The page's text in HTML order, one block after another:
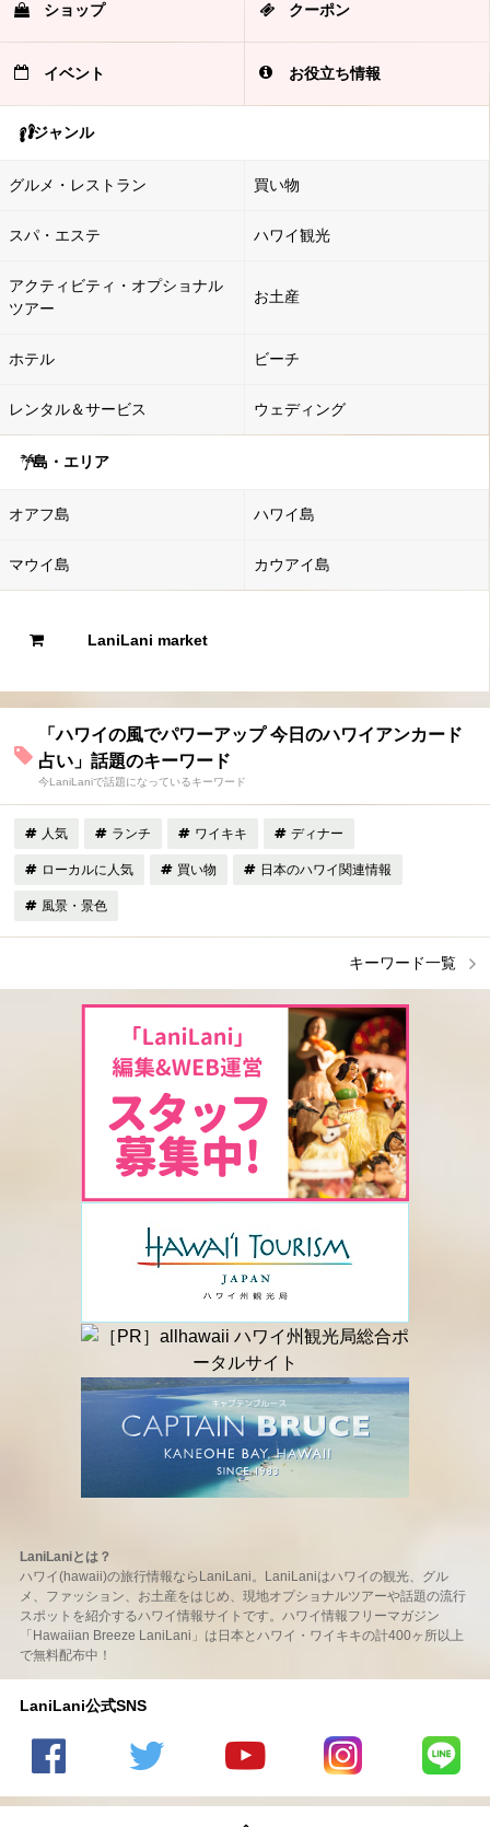
ショップ クーポン
イベント お役立ち情報
ジャンル
グルメ・レストラン 買い物
スパ・エステ ハワイ観光
アクティビティ・オプショナル
ツアー
お土産
ホテル ビーチ
レンタル＆サービス ウェディング
島・エリア
オアフ島 ハワイ島
マウイ島 カウアイ島
LaniLani market
「ハワイの風でパワーアップ 今日のハワイアンカード
占い」話題のキーワード
今LaniLaniで話題になっているキーワード
人気 ランチ ワイキキ ディナー
ローカルに人気 買い物 日本のハワイ関連情報
風景・景色
キーワード一覧
LaniLaniとは？
ハワイ(hawaii)の旅行情報ならLaniLani。LaniLaniはハワイの観光、グル
メ、ファッション、お土産をはじめ、現地オプショナルツアーや話題の流行
スポットを紹介するハワイ情報サイトです。ハワイ情報フリーマガジン
「Hawaiian Breeze LaniLani」は日本とハワイ・ワイキキの計400ヶ所以上
で無料配布中！
LaniLani公式SNS
の
のtwitter
の
LaniLani
LaniLani